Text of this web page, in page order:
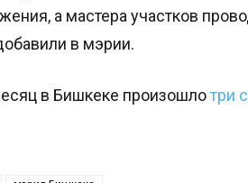
а мастера участков
в мэрии.
в Бишкеке произошлотри